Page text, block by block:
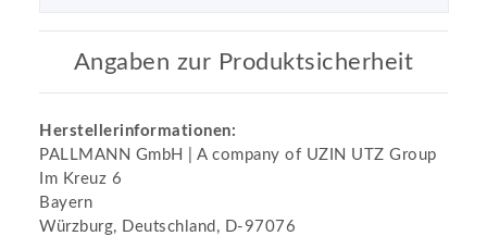
Angaben zur Produktsicherheit
Herstellerinformationen:
PALLMANN GmbH | A company of UZIN UTZ Group
Im Kreuz 6
Bayern
Würzburg, Deutschland, D-97076